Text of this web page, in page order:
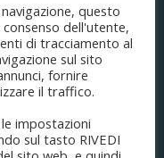
questo
dell'utente,
di tracciamento al
sul sito
fornire
il traffico.
impostazioni
sul tasto RIVEDI